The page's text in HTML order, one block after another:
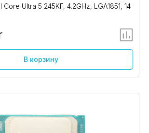
Ultra 5 245KF, 4.2GHz, LGA1851, 14
В корзину